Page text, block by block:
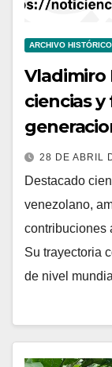
ARCHIVO HISTÓRICO
Vladimiro
ciencias
28 DE ABRIL
Destacado
venezolano,
contribuciones
Su trayectoria
de nivel